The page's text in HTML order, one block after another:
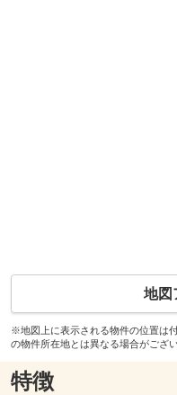
地図
※地図上に表示される物件の位置は
の物件所在地とは異なる場合がござい
特徴